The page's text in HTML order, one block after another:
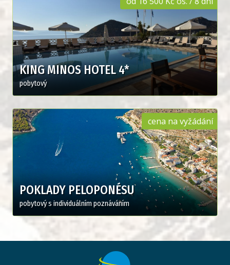
alkoholické nápoje patří ouzo nebo metaxa. Řekové
milují hudbu a tanec. Oboje patří neodmyslitelně k
jejich životu. Nejpopulárnějších žánrem je lidová
hudba a hudba z ní vycházející.
KING MINOS HOTEL 4*
pobytový
cena na vyžádání
POKLADY PELOPONÉSU
pobytový s individuálním poznáváním